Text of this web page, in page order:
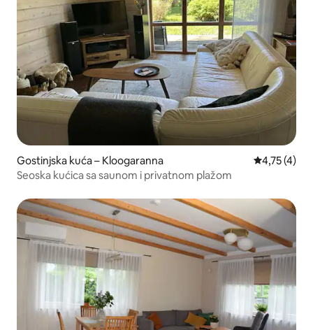
Gostinjska kuća – Kloogaranna Prosječna
4,75 (4)
Seoska kućica sa saunom i privatnom plažom